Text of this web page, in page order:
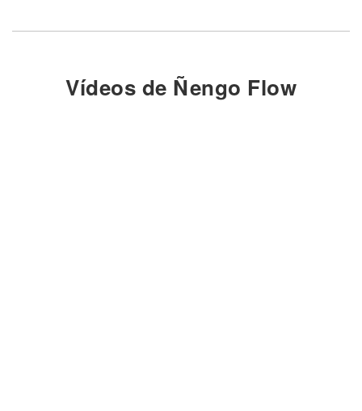
Vídeos de Ñengo Flow